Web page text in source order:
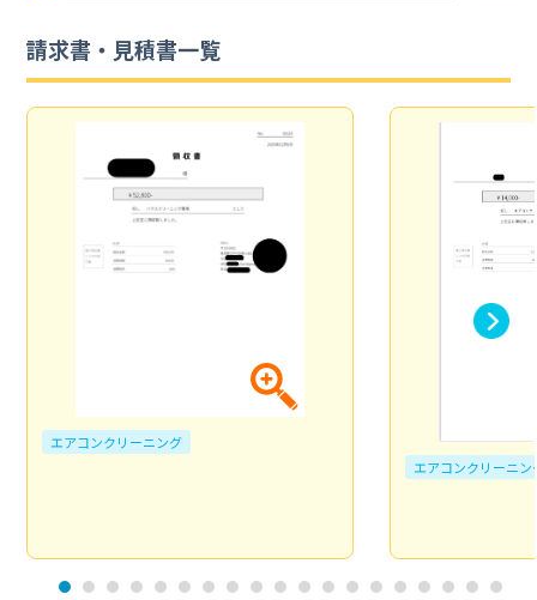
請求書・見積書一覧
エアコンクリーニング
エアコンクリーニン